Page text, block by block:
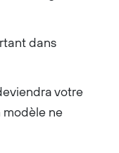
dans
votre
modèle ne